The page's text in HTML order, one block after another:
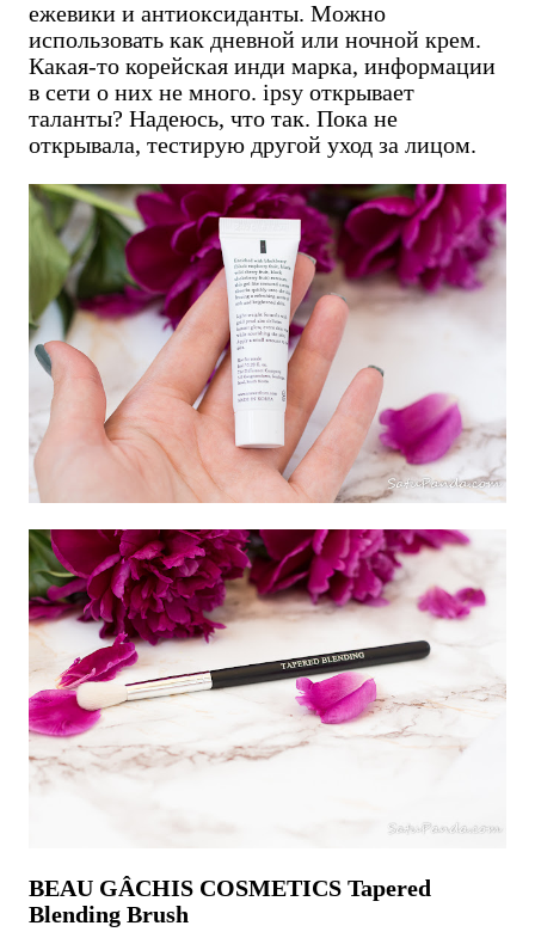
ежевики и антиоксиданты. Можно
использовать как дневной или ночной крем.
Какая-то корейская инди марка, информации
в сети о них не много. ipsy открывает
таланты? Надеюсь, что так. Пока не
открывала, тестирую другой уход за лицом.
BEAU GÂCHIS COSMETICS Tapered
Blending Brush